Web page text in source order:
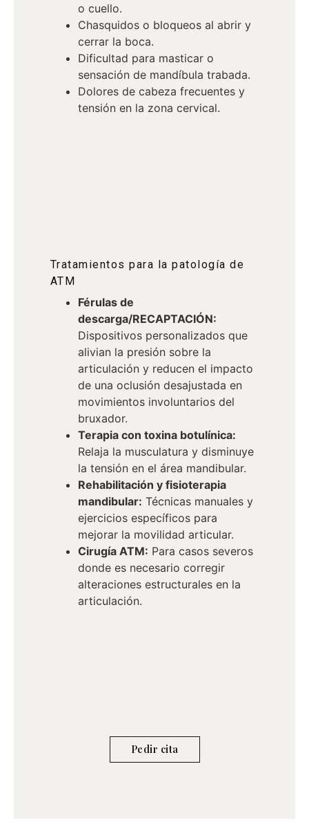
o cuello.
Chasquidos o bloqueos al abrir y
cerrar la boca.
Dificultad para masticar o
sensación de mandíbula trabada.
Dolores de cabeza frecuentes y
tensión en la zona cervical.
Tratamientos para la patología de
ATM
Férulas de
descarga/RECAPTACIÓN:
Dispositivos personalizados que
alivian la presión sobre la
articulación y reducen el impacto
de una oclusión desajustada en
movimientos involuntarios del
bruxador.
Terapia con toxina botulínica:
Relaja la musculatura y disminuye
la tensión en el área mandibular.
Rehabilitación y fisioterapia
mandibular: Técnicas manuales y
ejercicios específicos para
mejorar la movilidad articular.
Cirugía ATM: Para casos severos
donde es necesario corregir
alteraciones estructurales en la
articulación.
Pedir cita